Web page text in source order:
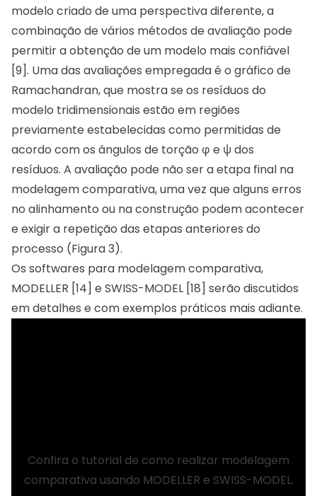
modelo criado de uma perspectiva diferente, a
combinação de vários métodos de avaliação pode
permitir a obtenção de um modelo mais confiável
[9]. Uma das avaliações empregada é o gráfico de
Ramachandran, que mostra se os resíduos do
modelo tridimensionais estão em regiões
previamente estabelecidas como permitidas de
acordo com os ângulos de torção φ e ψ dos
resíduos. A avaliação pode não ser a etapa final na
modelagem comparativa, uma vez que alguns erros
no alinhamento ou na construção podem acontecer
e exigir a repetição das etapas anteriores do
processo (Figura 3).
Os softwares para modelagem comparativa,
MODELLER [14] e SWISS-MODEL [18] serão discutidos
em detalhes e com exemplos práticos mais adiante.
Confira o tutorial de como realizar modelagem
comparativa usando MODELLER e SWISS-MODEL.